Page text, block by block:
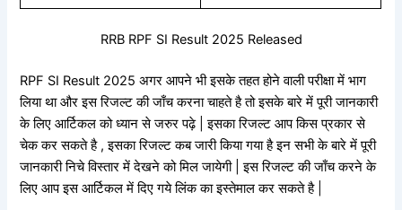
RRB RPF SI Result 2025 Released
RPF SI Result 2025 अगर आपने भी इसके तहत होने वाली परीक्षा में भाग
लिया था और इस रिजल्ट की जाँच करना चाहते है तो इसके बारे में पूरी जानकारी
के लिए आर्टिकल को ध्यान से जरुर पढ़े | इसका रिजल्ट आप किस प्रकार से
चेक कर सकते है , इसका रिजल्ट कब जारी किया गया है इन सभी के बारे में पूरी
जानकारी निचे विस्तार में देखने को मिल जायेगी | इस रिजल्ट की जाँच करने के
लिए आप इस आर्टिकल में दिए गये लिंक का इस्तेमाल कर सकते है |